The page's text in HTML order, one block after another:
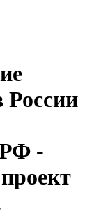
России
-